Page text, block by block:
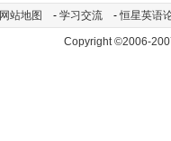
网站地图 - 学习交流 -恒星英语
Copyright ©2006-